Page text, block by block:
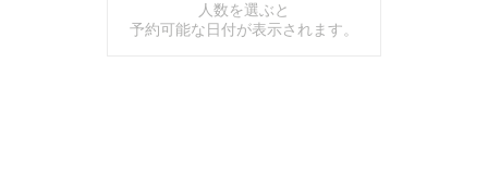
人数を選ぶと
予約可能な日付が表示されます。